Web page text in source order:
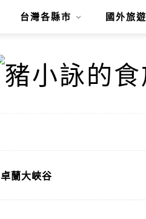
台灣各縣市 國外旅遊
卓蘭大峽谷